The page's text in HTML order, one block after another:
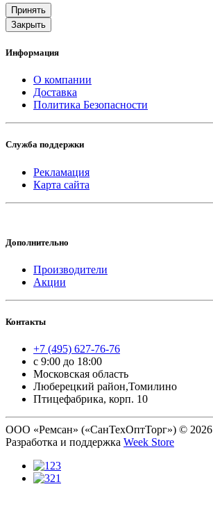
Принять
Закрыть
Информация
О компании
Доставка
Политика Безопасности
Служба поддержки
Рекламация
Карта сайта
Дополнительно
Производители
Акции
Контакты
+7 (495) 627-76-76
с 9:00 до 18:00
Московская область
Люберецкий район,Томилино
Птицефабрика, корп. 10
ООО «Ремсан» («СанТехОптТорг») © 2026
Разработка и поддержка Week Store